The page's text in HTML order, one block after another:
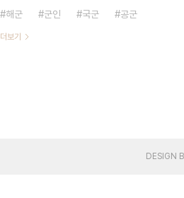
해군
군인 국군 공군
더보기
DESIGN